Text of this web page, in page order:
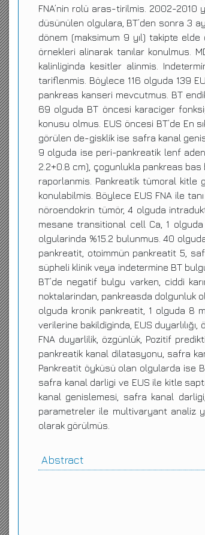
FNA’nin rolü aras-tirilmis. 2002-2010
düsünülen olgulara, BT’den sonra 3
dönem (maksimum 9 yıl) takipte
örnekleri alinarak tanılar konulmus.
kalinliginda kesitler alinmis.
tariflenmis. Böylece 116 olguda 139
pankreas kanseri mevcutmus. BT
69 olguda BT öncesi karaciger
konusu olmus. EUS öncesi BT’de En
görülen de-gisklik ise safra kanal
9 olguda ise peri-pankreatik lenf
2.2+0.8 cm), çogunlukla pankreas
raporlanmis. Pankreatik tümoral kitle
konulabilmis. Böylece EUS FNA ile
nöroendokrin tümör, 4 olguda
mesane transitional cell Ca, 1
olgularinda %15.2 bulunmus. 40
pankreatit, otoimmün pankreatit 5,
süpheli klinik veya indetermine BT
BT’de negatif bulgu varken, ciddi
noktalarindan, pankreasda dolgunluk
olguda kronik pankreatit, 1 olguda 8
verilerine bakildiginda, EUS
FNA duyarlilik, özgünlük, Pozitif
pankreatik kanal dilatasyonu, safra
Pankreatit öyküsü olan olgularda ise
safra kanal darligi ve EUS ile kitle
kanal genislemesi, safra kanal
parametreler ile multivaryant analiz
olarak görülmüs.
Abstract